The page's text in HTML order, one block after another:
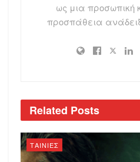
ως μια
προσπάθεια
Related Posts
ΤΑΙΝΙΕΣ